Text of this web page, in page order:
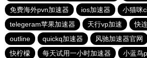
免费海外pvn加速器
ios加速器
小猫咪
telegeram苹果加速器
天行vp加速
快
outline
quickq加速器 风驰加速器官网
快柠檬
每天试用一小时加速器
小蓝鸟